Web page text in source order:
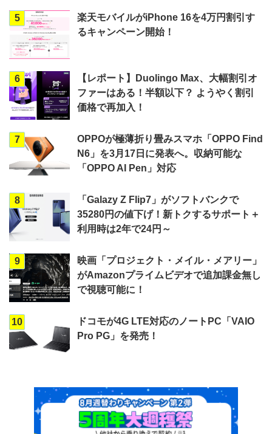
5
楽天モバイルがiPhone 16を4万円割引す
るキャンペーン開始！
6
【レポート】Duolingo Max、大幅割引オ
ファーはある！半額以下？ ようやく割引
価格で再加入！
7
OPPOが極薄折り畳みスマホ「OPPO Find
N6」を3月17日に発表へ。収納可能な
「OPPO AI Pen」対応
8
「Galazy Z Flip7」がソフトバンクで
35280円の値下げ！新トクするサポート＋
利用時は2年で24円～
9
映画「プロジェクト・メイル・メアリー」
がAmazonプライムビデオで追加課金無し
で視聴可能に！
10
ドコモが4G LTE対応のノートPC「VAIO
Pro PG」を発売！